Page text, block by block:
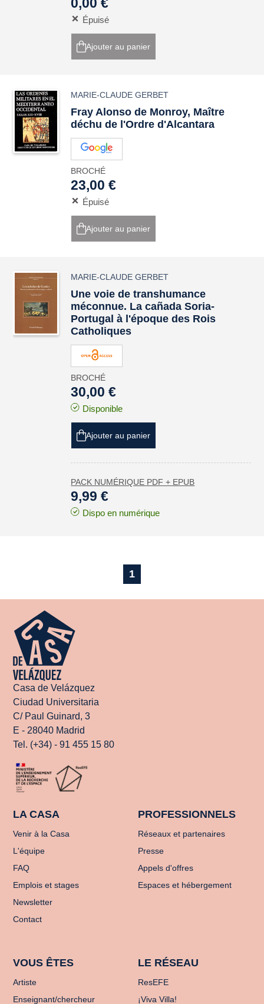
Épuisé
Ajouter au panier
MARIE-CLAUDE GERBET
Fray Alonso de Monroy, Maître
déchu de l'Ordre d'Alcantara
BROCHÉ
23,00 €
Épuisé
Ajouter au panier
MARIE-CLAUDE GERBET
Une voie de transhumance
méconnue. La cañada Soria-
Portugal à l'époque des Rois
Catholiques
BROCHÉ
30,00 €
Disponible
Ajouter au panier
PACK NUMÉRIQUE PDF + EPUB
9,99 €
Dispo en numérique
1
Casa de Velázquez
Ciudad Universitaria
C/ Paul Guinard, 3
E - 28040 Madrid
Tel. (+34) - 91 455 15 80
LA CASA
Venir à la Casa
L'équipe
FAQ
Emplois et stages
Newsletter
Contact
PROFESSIONNELS
Réseaux et partenaires
Presse
Appels d'offres
Espaces et hébergement
VOUS ÊTES
Artiste
Enseignant/chercheur
LE RÉSEAU
ResEFE
¡Viva Villa!